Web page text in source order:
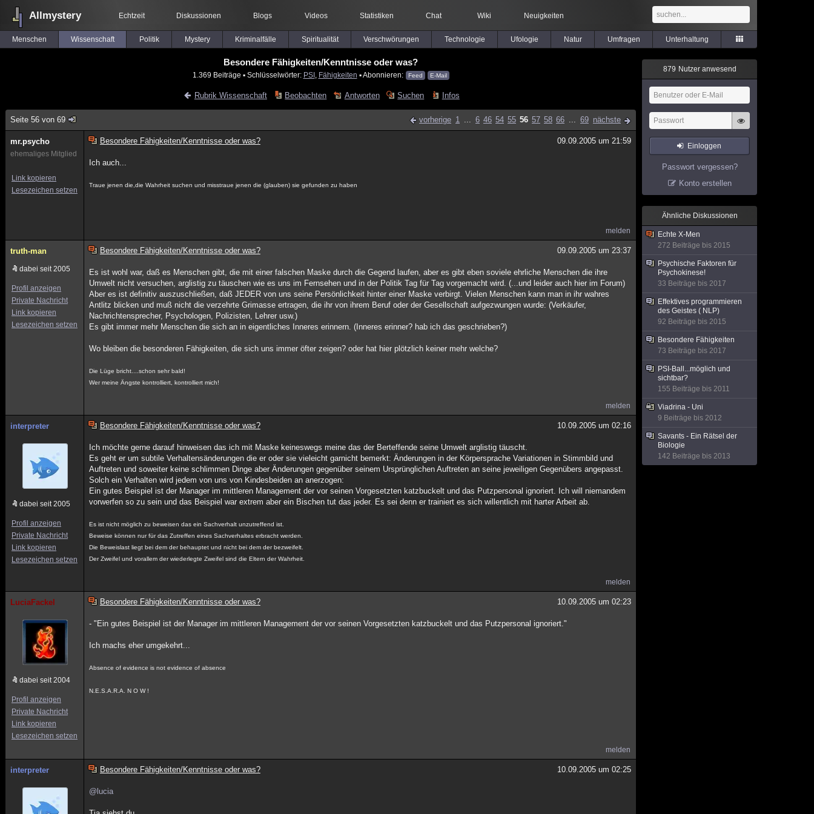
Allmystery Echtzeit Diskussionen Blogs Videos Statistiken Chat Wiki Neuigkeiten
Menschen Wissenschaft Politik Mystery Kriminalfälle Spiritualität Verschwörungen Technologie Ufologie Natur Umfragen Unterhaltung
Besondere Fähigkeiten/Kenntnisse oder was?
1.369 Beiträge ▪ Schlüsselwörter: PSI, Fähigkeiten ▪ Abonnieren: Feed E-Mail
Rubrik Wissenschaft Beobachten Antworten Suchen Infos
Seite 56 von 69 vorherige 1 ... 6 46 54 55 56 57 58 66 ... 69 nächste
mr.psycho
ehemaliges Mitglied
Link kopieren
Lesezeichen setzen
Besondere Fähigkeiten/Kenntnisse oder was? 09.09.2005 um 21:59
Ich auch...
Traue jenen die,die Wahrheit suchen und misstraue jenen die (glauben) sie gefunden zu haben
melden
truth-man
dabei seit 2005
Profil anzeigen
Private Nachricht
Link kopieren
Lesezeichen setzen
Besondere Fähigkeiten/Kenntnisse oder was? 09.09.2005 um 23:37
Es ist wohl war, daß es Menschen gibt, die mit einer falschen Maske durch die Gegend laufen, aber es gibt eben soviele ehrliche Menschen die ihre
Umwelt nicht versuchen, arglistig zu täuschen wie es uns im Fernsehen und in der Politik Tag für Tag vorgemacht wird. (...und leider auch hier im Forum)
Aber es ist definitiv auszuschließen, daß JEDER von uns seine Persönlichkeit hinter einer Maske verbirgt. Vielen Menschen kann man in ihr wahres
Antlitz blicken und muß nicht die verzehrte Grimasse ertragen, die ihr von ihrem Beruf oder der Gesellschaft aufgezwungen wurde: (Verkäufer,
Nachrichtensprecher, Psychologen, Polizisten, Lehrer usw.)
Es gibt immer mehr Menschen die sich an in eigentliches Inneres erinnern. (Inneres erinner? hab ich das geschrieben?)
Wo bleiben die besonderen Fähigkeiten, die sich uns immer öfter zeigen? oder hat hier plötzlich keiner mehr welche?
Die Lüge bricht....schon sehr bald!
Wer meine Ängste kontrolliert, kontrolliert mich!
melden
interpreter
dabei seit 2005
Profil anzeigen
Private Nachricht
Link kopieren
Lesezeichen setzen
Besondere Fähigkeiten/Kenntnisse oder was? 10.09.2005 um 02:16
Ich möchte gerne darauf hinweisen das ich mit Maske keineswegs meine das der Berteffende seine Umwelt arglistig täuscht.
Es geht er um subtile Verhaltensänderungen die er oder sie vieleicht garnicht bemerkt: Änderungen in der Körpersprache Variationen in Stimmbild und
Auftreten und soweiter keine schlimmen Dinge aber Änderungen gegenüber seinem Ursprünglichen Auftreten an seine jeweiligen Gegenübers angepasst.
Solch ein Verhalten wird jedem von uns von Kindesbeiden an anerzogen:
Ein gutes Beispiel ist der Manager im mittleren Management der vor seinen Vorgesetzten katzbuckelt und das Putzpersonal ignoriert. Ich will niemandem
vorwerfen so zu sein und das Beispiel war extrem aber ein Bischen tut das jeder. Es sei denn er trainiert es sich willentlich mit harter Arbeit ab.
Es ist nicht möglich zu beweisen das ein Sachverhalt unzutreffend ist.
Beweise können nur für das Zutreffen eines Sachverhaltes erbracht werden.
Die Beweislast liegt bei dem der behauptet und nicht bei dem der bezweifelt.
Der Zweifel und vorallem der wiederlegte Zweifel sind die Eltern der Wahrheit.
melden
LuciaFackel
dabei seit 2004
Profil anzeigen
Private Nachricht
Link kopieren
Lesezeichen setzen
Besondere Fähigkeiten/Kenntnisse oder was? 10.09.2005 um 02:23
- "Ein gutes Beispiel ist der Manager im mittleren Management der vor seinen Vorgesetzten katzbuckelt und das Putzpersonal ignoriert."
Ich machs eher umgekehrt...
Absence of evidence is not evidence of absence
N.E.S.A.R.A. N O W !
melden
interpreter Besondere Fähigkeiten/Kenntnisse oder was? 10.09.2005 um 02:25
@lucia
879 Nutzer anwesend
Einloggen
Passwort vergessen?
Konto erstellen
Ähnliche Diskussionen
Echte X-Men
272 Beiträge bis 2015
Psychische Faktoren für
Psychokinese!
33 Beiträge bis 2017
Effektives programmieren
des Geistes ( NLP)
92 Beiträge bis 2015
Besondere Fähigkeiten
73 Beiträge bis 2017
PSI-Ball...möglich und
sichtbar?
155 Beiträge bis 2011
Viadrina - Uni
9 Beiträge bis 2012
Savants - Ein Rätsel der
Biologie
142 Beiträge bis 2013